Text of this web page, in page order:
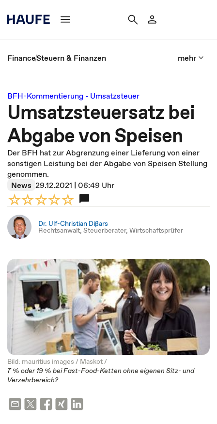
FinanceSteuern & Finanzen mehr
BFH-Kommentierung - Umsatzsteuer
Umsatzsteuersatz bei
Abgabe von Speisen
Der BFH hat zur Abgrenzung einer Lieferung von einer
sonstigen Leistung bei der Abgabe von Speisen Stellung
genommen.
News 29.12.2021 | 06:49 Uhr
Dr. Ulf-Christian Dißars
Rechtsanwalt, Steuerberater, Wirtschaftsprüfer
Bild: mauritius images / Maskot /
7 % oder 19 % bei Fast-Food-Ketten ohne eigenen Sitz- und
Verzehrbereich?